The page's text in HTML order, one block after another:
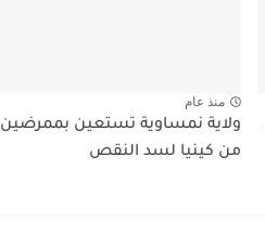
منذ عام
ولاية نمساوية تستعين بممرضين
من كينيا لسد النقص